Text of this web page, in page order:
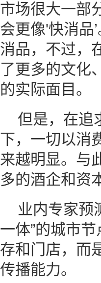
市场很大一部
会更像'快消品
消品，不过，
了更多的文化
的实际面目。
但是，在追
下，一切以消
来越明显。与
多的酒企和资
业内专家预
一体”的城市
存和门店，而
传播能力。